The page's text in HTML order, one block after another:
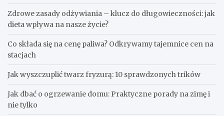
Zdrowe zasady odżywiania – klucz do długowieczności: jak
dieta wpływa na nasze życie?
Co składa się na cenę paliwa? Odkrywamy tajemnice cen na
stacjach
Jak wyszczuplić twarz fryzurą: 10 sprawdzonych trików
Jak dbać o ogrzewanie domu: Praktyczne porady na zimę i
nie tylko